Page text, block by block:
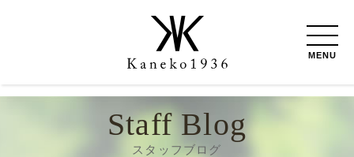
MENU
Staff Blog
スタッフブログ